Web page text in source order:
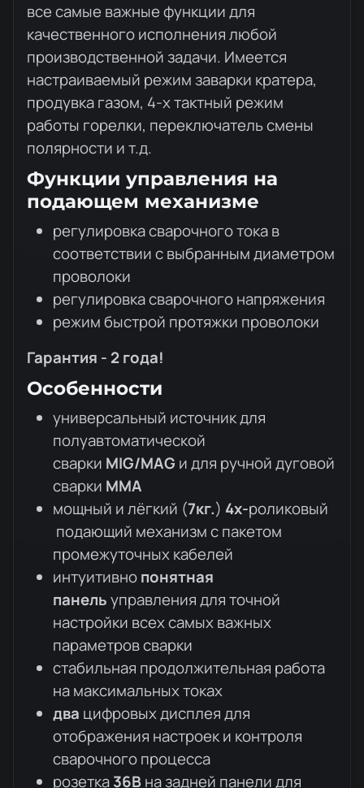
все самые важные функции для
качественного исполнения любой
производственной задачи. Имеется
настраиваемый режим заварки кратера,
продувка газом, 4-х тактный режим
работы горелки, переключатель смены
полярности и т.д.
Функции управления на
подающем механизме
регулировка сварочного тока в
соответствии с выбранным диаметром
проволоки
регулировка сварочного напряжения
режим быстрой протяжки проволоки
Гарантия - 2 года!
Особенности
универсальный источник для
полуавтоматической
сварки MIG/MAG и для ручной дуговой
сварки MMA
мощный и лёгкий (7кг.) 4х-роликовый
подающий механизм с пакетом
промежуточных кабелей
интуитивнопонятная
панельуправления для точной
настройки всех самых важных
параметров сварки
cтабильная продолжительная работа
на максимальных токах
два цифровых дисплея для
отображения настроек и контроля
сварочного процесса
розетка36Вна задней панели для